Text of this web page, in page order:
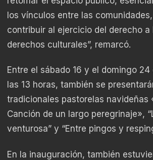
los vínculos entre las
contribuir al ejercicio del derecho a
derechos culturales”, remarcó.
Entre el sábado 16 y el domingo
las 13 horas, también se
tradicionales pastorelas navideñas
Canción de un largo peregrinaje»,
venturosa” y “Entre pingos y
En la inauguración, también